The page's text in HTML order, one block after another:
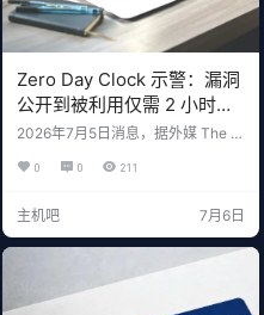
Zero Day Clock 示警：漏洞
公开到被利用仅需 2 小时，
企业修复窗口彻底归零
2026年7月5日消息，据外媒 The H
Day Clock"的可视化网站正在网络
用实时数据展示了一个可怕的趋
势：黑客利用漏洞的速度正在以肉
眼可见的速度加快。 2025年，一个
漏洞从公开到首次被攻击者利用平
均需要 21.5 天。到了 2026 年，这
个数字已经骤降至 不足 2 小时。
0 0 211
主机吧 7月6日